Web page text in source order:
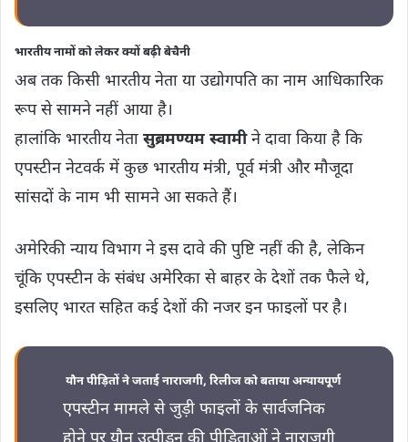
भारतीय नामों को लेकर क्यों बढ़ी बेचैनी
अब तक किसी भारतीय नेता या उद्योगपति का नाम आधिकारिक
रूप से सामने नहीं आया है।
हालांकि भारतीय नेता सुब्रमण्यम स्वामीने दावा किया है कि
एपस्टीन नेटवर्क में कुछ भारतीय मंत्री, पूर्व मंत्री और मौजूदा
सांसदों के नाम भी सामने आ सकते हैं।
अमेरिकी न्याय विभाग ने इस दावे की पुष्टि नहीं की है, लेकिन
चूंकि एपस्टीन के संबंध अमेरिका से बाहर के देशों तक फैले थे,
इसलिए भारत सहित कई देशों की नजर इन फाइलों पर है।
यौन पीड़ितों ने जताई नाराजगी, रिलीज को बताया अन्यायपूर्ण
एपस्टीन मामले से जुड़ी फाइलों के सार्वजनिक